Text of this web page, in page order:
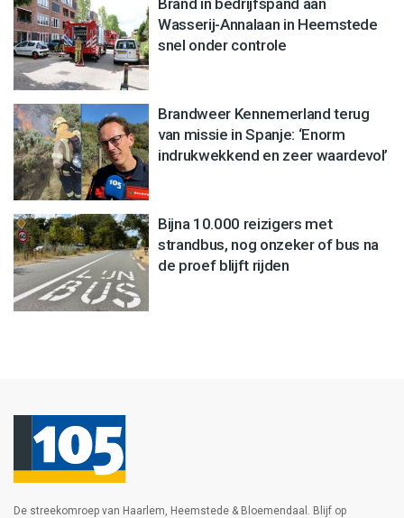
Wasserij-Annalaan in Heemstede
snel onder controle
Brandweer Kennemerland terug
van missie in Spanje: ‘Enorm
indrukwekkend en zeer waardevol’
Bijna 10.000 reizigers met
strandbus, nog onzeker of bus na
de proef blijft rijden
De streekomroep van Haarlem, Heemstede & Bloemendaal. Blijf op